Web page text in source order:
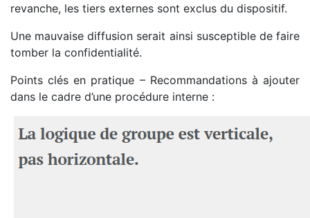
revanche, les tiers externes sont exclus du dispositif.
Une mauvaise diffusion serait ainsi susceptible de faire
tomber la confidentialité.
Points clés en pratique – Recommandations à ajouter
dans le cadre d’une procédure interne :